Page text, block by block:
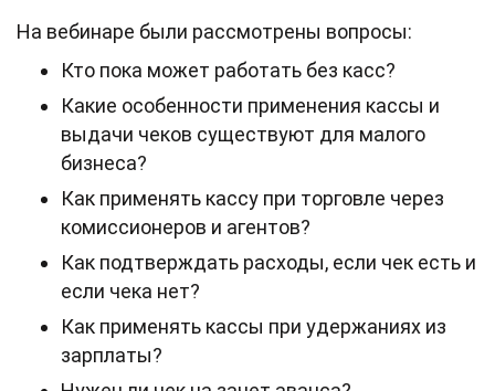
На вебинаре были рассмотрены вопросы:
Кто пока может работать без касс?
Какие особенности применения кассы и
выдачи чеков существуют для малого
бизнеса?
Как применять кассу при торговле через
комиссионеров и агентов?
Как подтверждать расходы, если чек есть и
если чека нет?
Как применять кассы при удержаниях из
зарплаты?